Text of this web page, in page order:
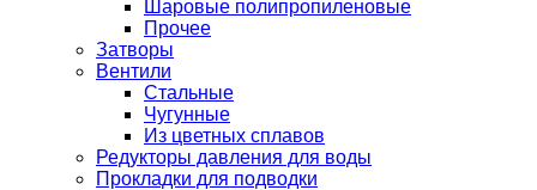
Шаровые полипропиленовые
Прочее
Затворы
Вентили
Стальные
Чугунные
Из цветных сплавов
Редукторы давления для воды
Прокладки для подводки